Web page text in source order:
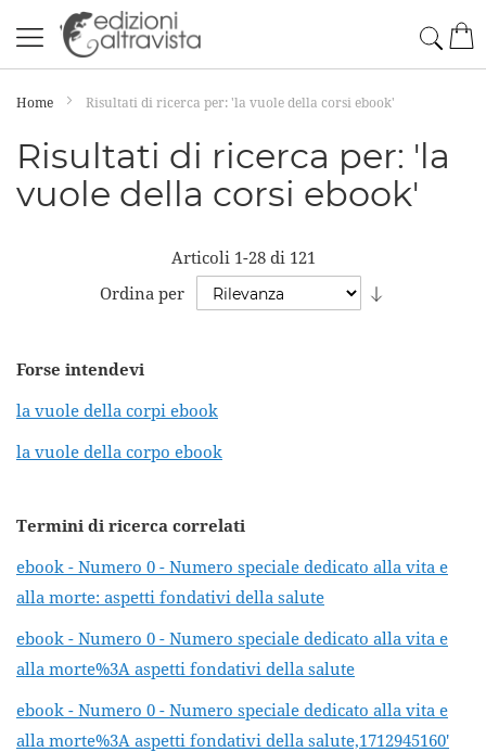
al
contenuto
Home Risultati di ricerca per: 'la vuole della corsi ebook'
Risultati di ricerca per: 'la
vuole della corsi ebook'
Articoli 1-28di 121
Ordina per
Forse intendevi
la vuole della corpi ebook
la vuole della corpo ebook
Termini di ricerca correlati
ebook - Numero 0 - Numero speciale dedicato alla vita e
alla morte: aspetti fondativi della salute
ebook - Numero 0 - Numero speciale dedicato alla vita e
alla morte%3A aspetti fondativi della salute
ebook - Numero 0 - Numero speciale dedicato alla vita e
alla morte%3A aspetti fondativi della salute,1712945160'